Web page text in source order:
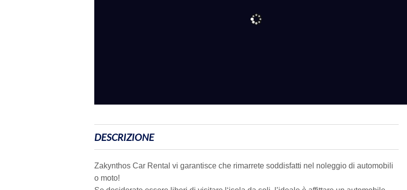
DESCRIZIONE
Zakynthos Car Rental vi garantisce che rimarrete soddisfatti nel noleggio di automobili
o moto!